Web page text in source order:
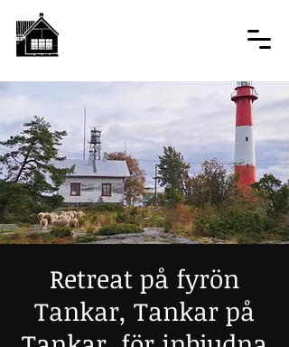
Retreat på fyrön
Tankar, Tankar på